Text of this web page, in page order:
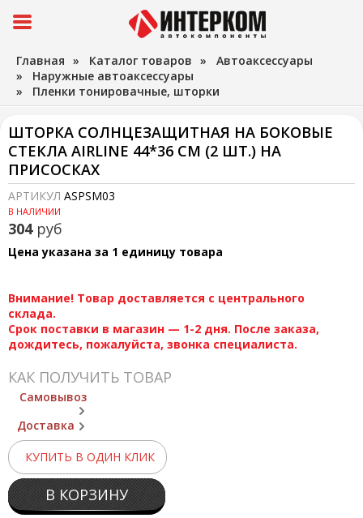
Главная » Каталог товаров » Автоаксессуары
» Наружные автоаксессуары
» Пленки тонировачные, шторки
ШТОРКА СОЛНЦЕЗАЩИТНАЯ НА БОКОВЫЕ
СТЕКЛА AIRLINE 44*36 СМ (2 ШТ.) НА
ПРИСОСКАХ
АРТИКУЛ ASPSM03
В НАЛИЧИИ
304 руб
Цена указана за 1 единицу товара
Внимание! Товар доставляется с центрального
склада.
Срок поставки в магазин — 1-2 дня. После заказа,
дождитесь, пожалуйста, звонка специалиста.
КАК ПОЛУЧИТЬ ТОВАР
Самовывоз
Доставка
КУПИТЬ В ОДИН КЛИК
В КОРЗИНУ